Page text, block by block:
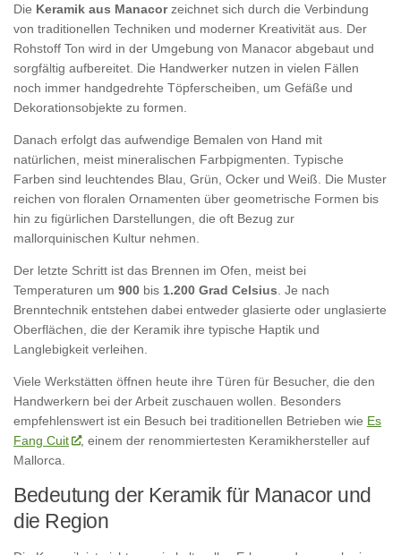
Die Keramik aus Manacorzeichnet sich durch die Verbindung
von traditionellen Techniken und moderner Kreativität aus. Der
Rohstoff Ton wird in der Umgebung von Manacor abgebaut und
sorgfältig aufbereitet. Die Handwerker nutzen in vielen Fällen
noch immer handgedrehte Töpferscheiben, um Gefäße und
Dekorationsobjekte zu formen.
Danach erfolgt das aufwendige Bemalen von Hand mit
natürlichen, meist mineralischen Farbpigmenten. Typische
Farben sind leuchtendes Blau, Grün, Ocker und Weiß. Die Muster
reichen von floralen Ornamenten über geometrische Formen bis
hin zu figürlichen Darstellungen, die oft Bezug zur
mallorquinischen Kultur nehmen.
Der letzte Schritt ist das Brennen im Ofen, meist bei
Temperaturen um 900 bis 1.200 Grad Celsius . Je nach
Brenntechnik entstehen dabei entweder glasierte oder unglasierte
Oberflächen, die der Keramik ihre typische Haptik und
Langlebigkeit verleihen.
Viele Werkstätten öffnen heute ihre Türen für Besucher, die den
Handwerkern bei der Arbeit zuschauen wollen. Besonders
empfehlenswert ist ein Besuch bei traditionellen Betrieben wie Es
Fang Cuit
, einem der renommiertesten Keramikhersteller auf
Mallorca.
Bedeutung der Keramik für Manacor und
die Region